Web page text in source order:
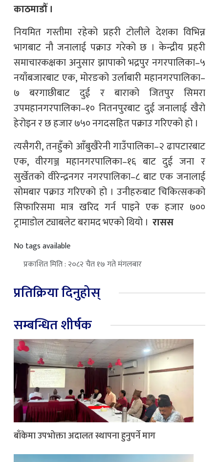
काठमाडौँ ।
नियमित गस्तीमा रहेको प्रहरी टोलीले देशका विभिन्न
भागबाट नौ जनालाई पक्राउ गरेको छ । केन्द्रीय प्रहरी
समाचारकक्षका अनुसार झापाको भद्रपुर नगरपालिका–५
नयाँबजारबाट एक, मोरङको उर्लाबारी महानगरपालिका–
७ बरगाछीबाट दुई र बाराको जितपुर सिमरा
उपमहानगरपालिका–१० नितनपुरबाट दुई जनालाई खैरो
हेरोइन र छ हजार ७५० नगदसहित पक्राउ गरिएको हो ।
त्यसैगरी, तनहुँको आँबुखैरेनी गाउँपालिका–२ ढापटारबाट
एक, वीरगञ्ज महानगरपालिका–१६ बाट दुई जना र
सुर्खेतको वीरेन्द्रनगर नगरपालिका–८ बाट एक जनालाई
सोमबार पक्राउ गरिएको हो । उनीहरुबाट चिकित्सकको
सिफारिसमा मात्र खरिद गर्न पाइने एक हजार ७००
ट्रामाडोल ट्याबलेट बरामद भएको थियो । रासस
No tags available
प्रकाशित मिति : २०८२ चैत १७ गते मंगलबार
प्रतिक्रिया दिनुहोस्
सम्बन्धित शीर्षक
बाँकेमा उपभोक्ता अदालत स्थापना हुनुपर्ने माग